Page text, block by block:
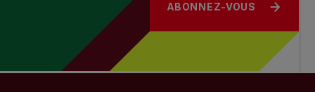
ABONNEZ-VOUS